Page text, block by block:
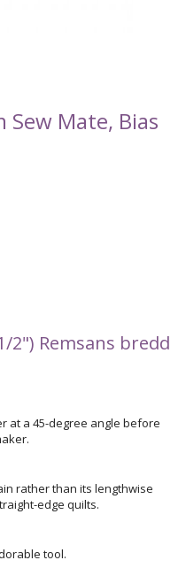
Sew Mate, Bias
2") Remsans bredd
at a 45-degree angle before
rather than its lengthwise
edge quilts.
tool.